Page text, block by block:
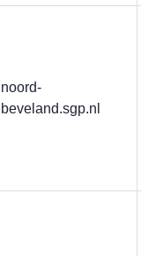
noord-
beveland.sgp.nl